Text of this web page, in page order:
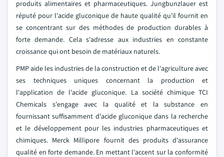
produits alimentaires et pharmaceutiques. Jungbunzlauer est
réputé pour l'acide gluconique de haute qualité qu'il fournit en
se concentrant sur des méthodes de production durables à
forte demande. Cela s'adresse aux industries en constante
croissance qui ont besoin de matériaux naturels.
PMP aide les industries de la construction et de l'agriculture avec
ses techniques uniques concernant la production et
l'application de l'acide gluconique. La société chimique TCI
Chemicals s'engage avec la qualité et la substance en
fournissant suffisamment d'acide gluconique dans la recherche
et le développement pour les industries pharmaceutiques et
chimiques. Merck Millipore fournit des produits d'assurance
qualité en forte demande. En mettant l'accent sur la conformité